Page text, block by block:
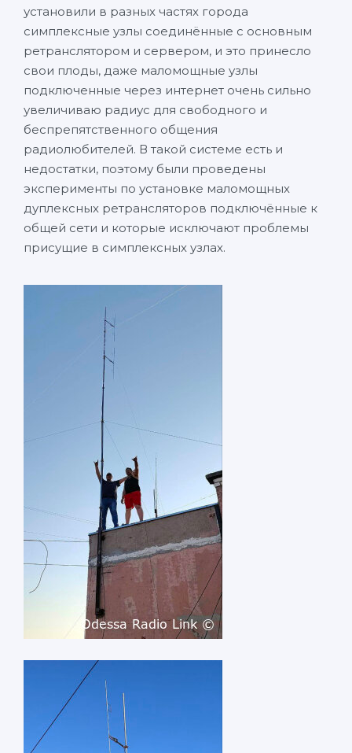
установили в разных частях города
симплексные узлы соединённые с основным
ретранслятором и сервером, и это принесло
свои плоды, даже маломощные узлы
подключенные через интернет очень сильно
увеличиваю радиус для свободного и
беспрепятственного общения
радиолюбителей. В такой системе есть и
недостатки, поэтому были проведены
эксперименты по установке маломощных
дуплексных ретрансляторов подключённые к
общей сети и которые исключают проблемы
присущие в симплексных узлах.